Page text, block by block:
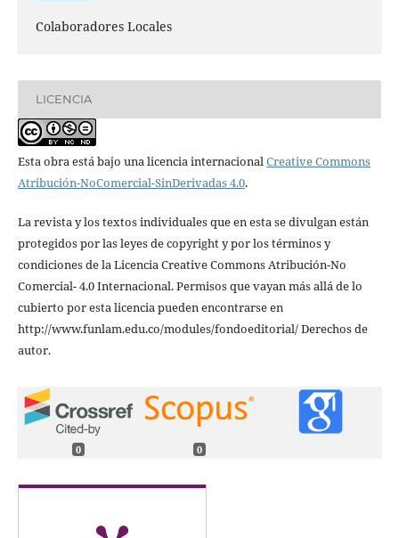
Colaboradores Locales
LICENCIA
Esta obra está bajo una licencia internacionalCreative Commons
Atribución-NoComercial-SinDerivadas 4.0.
La revista y los textos individuales que en esta se divulgan están
protegidos por las leyes de copyright y por los términos y
condiciones de la Licencia Creative Commons Atribución-No
Comercial- 4.0 Internacional. Permisos que vayan más allá de lo
cubierto por esta licencia pueden encontrarse en
http://www.funlam.edu.co/modules/fondoeditorial/ Derechos de
autor.
0 0